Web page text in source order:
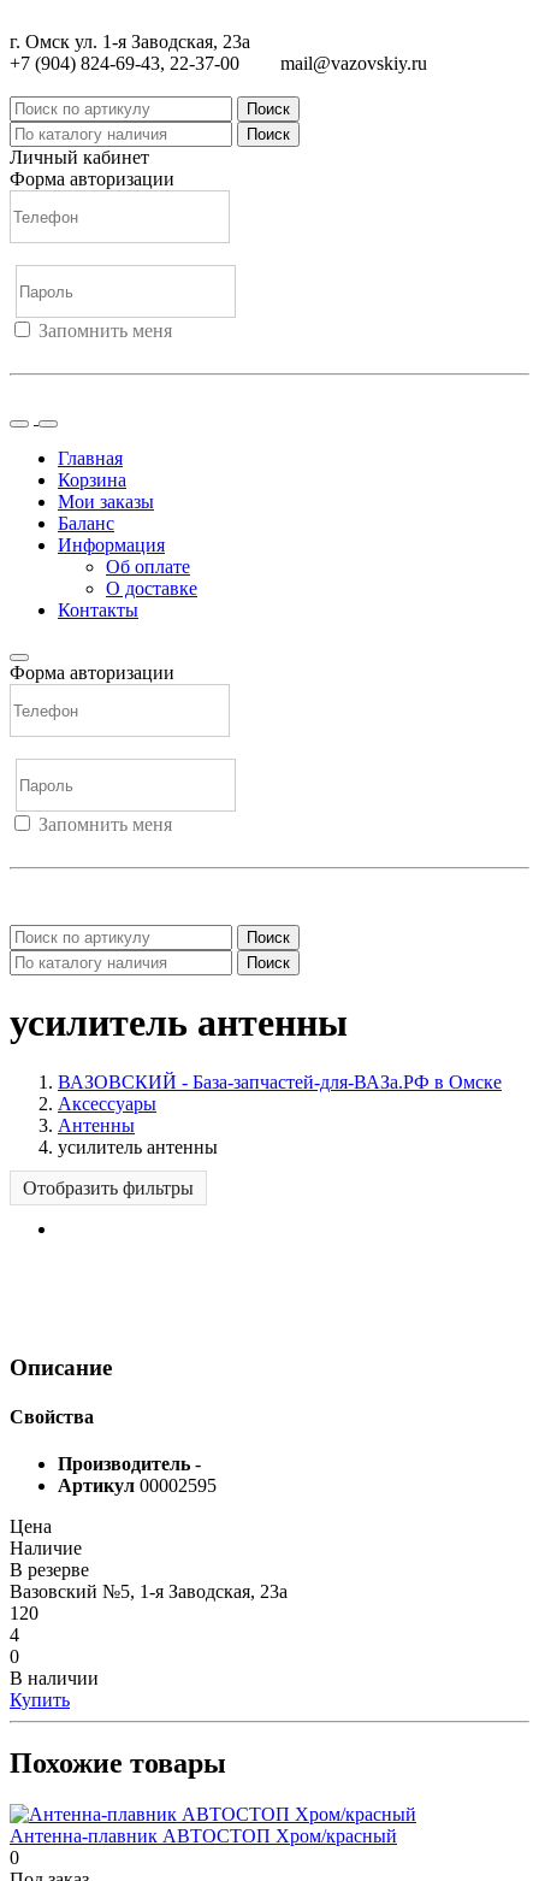
г. Омск ул. 1-я Заводская, 23а
+7 (904) 824-69-43, 22-37-00
mail@vazovskiy.ru
Поиск
Поиск
Личный кабинет
Форма авторизации
Запомнить меня
Главная
Корзина
Мои заказы
Баланс
Информация
Об оплате
О доставке
Контакты
Форма авторизации
Запомнить меня
Поиск
Поиск
усилитель антенны
ВАЗОВСКИЙ - База-запчастей-для-ВАЗа.РФ в Омске
Аксессуары
Антенны
усилитель антенны
Отобразить фильтры
Описание
Свойства
Производитель -
Артикул 00002595
Цена
Наличие
В резерве
Вазовский №5, 1-я Заводская, 23а
120
4
0
В наличии
Купить
Похожие товары
Антенна-плавник АВТОСТОП Хром/красный
0